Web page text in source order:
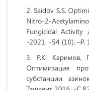
Saidov S.S.
Nitro-2-
Fungicidal Activity
-2021. -54 (10). –Р.
Р.К. Каримов,
Оптимизация
субстанции